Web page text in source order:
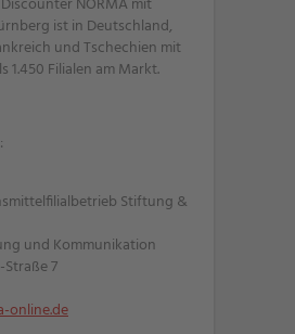
NORMA mit
ist in Deutschland,
und Tschechien mit
1.450 Filialen am Markt.
Stiftung &
und Kommunikation
7
online.de